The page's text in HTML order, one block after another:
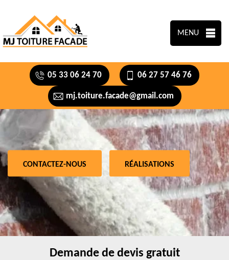
MENU
05 33 06 24 70 06 27 57 46 76
mj.toiture.facade@gmail.com
CONTACTEZ-NOUS RÉALISATIONS
Demande de devis gratuit